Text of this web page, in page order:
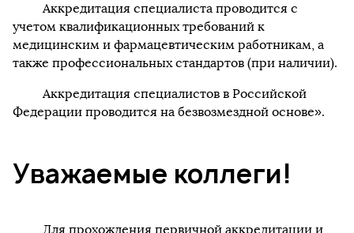
Аккредитация специалиста проводится с
учетом квалификационных требований к
медицинским и фармацевтическим работникам, а
также профессиональных стандартов (при наличии).
Аккредитация специалистов в Российской
Федерации проводится на безвозмездной основе».
Уважаемые коллеги!
Для прохождения первичной аккредитации и